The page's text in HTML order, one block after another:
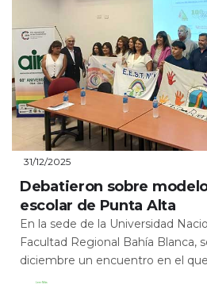
31/12/2025
Debatieron sobre
escolar de Punta Alta
En la sede de la Universidad
Facultad Regional Bahía Blanca,
diciembre un encuentro en el
Leer Más